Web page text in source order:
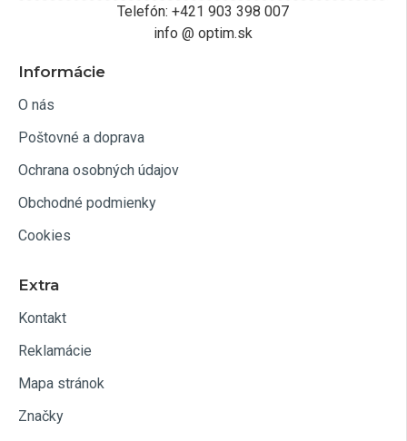
Telefón: +421 903 398 007
info @ optim.sk
Informácie
O nás
Poštovné a doprava
Ochrana osobných údajov
Obchodné podmienky
Cookies
Extra
Kontakt
Reklamácie
Mapa stránok
Značky